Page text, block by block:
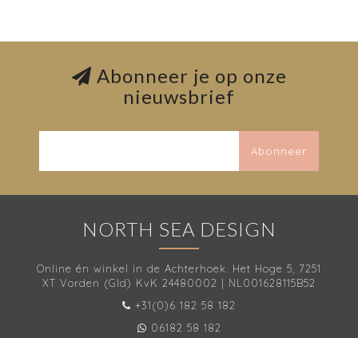
Abonneer je op onze
nieuwsbrief
Abonneer
NORTH SEA DESIGN
Online én winkel in de Achterhoek. Het Hoge 5, 7251
XT Vorden (Gld) KvK 24480002 | NL001628115B52
+31(0)6 182 58 182
06182 58 182